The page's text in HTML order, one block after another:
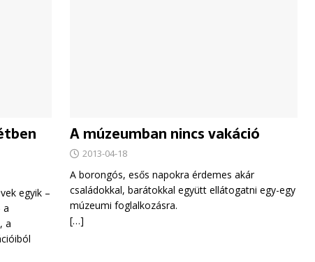
egyik –
a
a
A múzeumban nincs vakáció
2013-04-18
A borongós, esős napokra érdemes akár
családokkal, barátokkal együtt ellátogatni egy-egy
múzeumi foglalkozásra.
[…]